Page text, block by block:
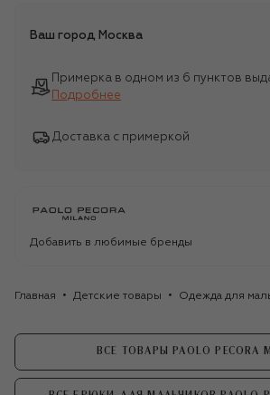
Ваш город Москва
Примерка в одном из 6 пунктов
Подробнее
Доставка с примеркой
Добавить в любимые бренды
Главная Детские товары Одежда для
ВСЕ ТОВАРЫ PAOLO PECORA